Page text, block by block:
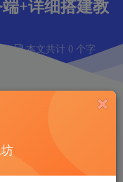
+详细搭建教
本文共计 0 个字
44 8